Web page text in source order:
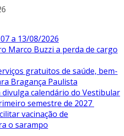
a 13/08/2026
Marco Buzzi a perda de cargo
gratuitos de saúde, bem-
Bragança Paulista
divulga calendário do Vestibular
semestre de 2027
vacinação de
o sarampo